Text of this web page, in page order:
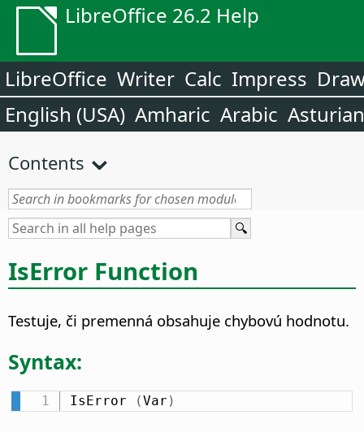
LibreOffice 26.2 Help
LibreOffice Writer Calc Impress
English (USA) Amharic Arabic Asturian
Contents
IsError Function
Testuje, či premenná obsahuje chybovú hodnotu.
Syntax:
IsError (Var )